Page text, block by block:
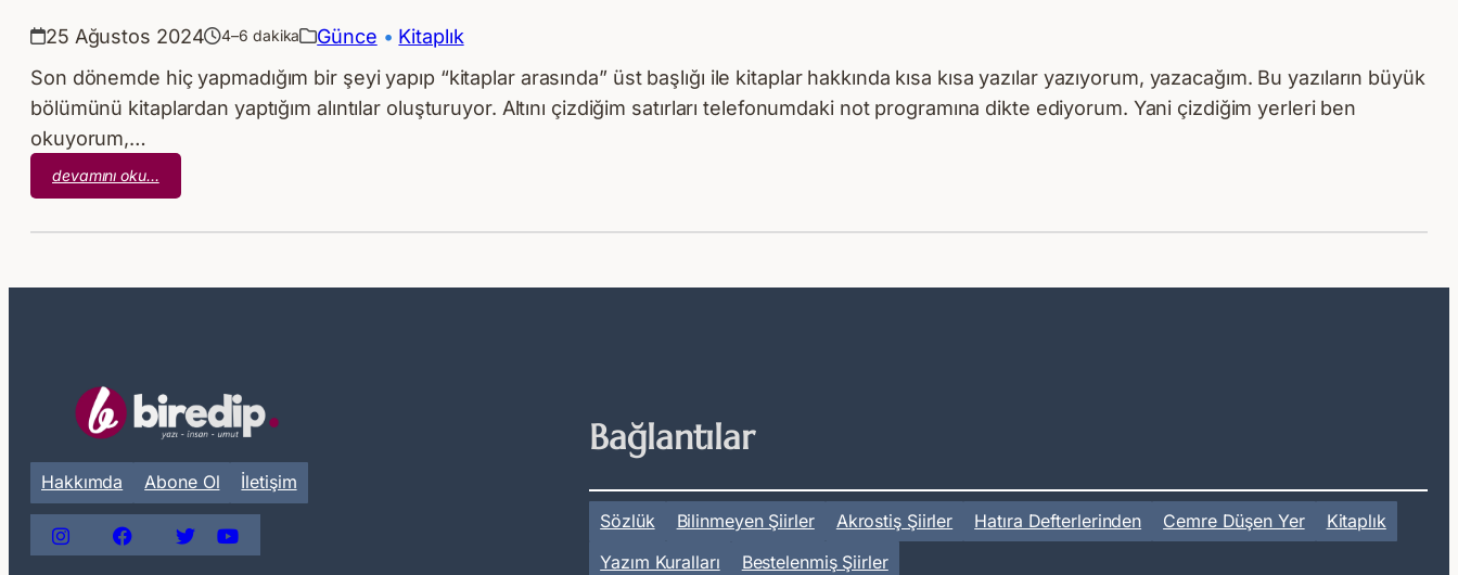
25 Ağustos 2024 4–6 dakika Günce • Kitaplık
Son dönemde hiç yapmadığım bir şeyi yapıp “kitaplar arasında” üst başlığı ile kitaplar hakkında kısa kısa yazılar yazıyorum, yazacağım. Bu yazıların büyük
bölümünü kitaplardan yaptığım alıntılar oluşturuyor. Altını çizdiğim satırları telefonumdaki not programına dikte ediyorum. Yani çizdiğim yerleri ben
okuyorum,…
devamını oku…:
Kitaplar
Hakkımda Abone Ol İletişim
Bağlantılar
Sözlük Bilinmeyen Şiirler Akrostiş Şiirler Hatıra Defterlerinden Cemre Düşen Yer
Kitaplık
Yazım Kuralları
Bestelenmiş Şiirler